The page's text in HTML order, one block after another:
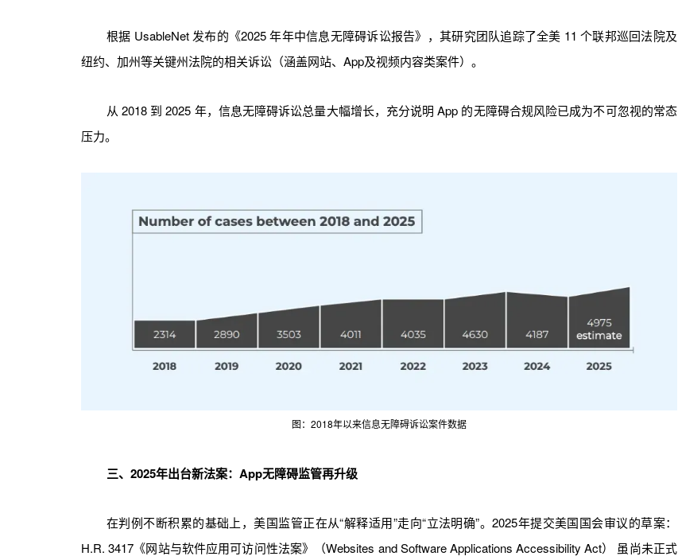
根据 UsableNet 发布的《2025 年年中信息无障碍诉讼报告》，其研究团队追踪了全美 11 个联邦巡回法院及
纽约、加州等关键州法院的相关诉讼（涵盖网站、App及视频内容类案件）。
从 2018 到 2025 年，信息无障碍诉讼总量大幅增长，充分说明 App 的无障碍合规风险已成为不可忽视的常态
压力。
图：2018年以来信息无障碍诉讼案件数据
三、2025年出台新法案：App无障碍监管再升级
在判例不断积累的基础上，美国监管正在从“解释适用”走向“立法明确”。2025年提交美国国会审议的草案：
H.R. 3417《网站与软件应用可访问性法案》（Websites and Software Applications Accessibility Act） 虽尚未正式